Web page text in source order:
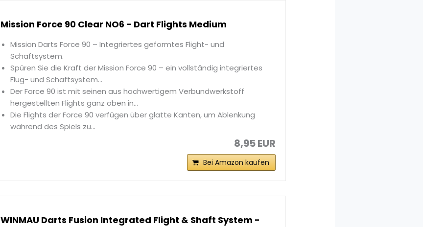
Mission Force 90 Clear NO6 - Dart Flights Medium
Mission Darts Force 90 – Integriertes geformtes Flight- und
Schaftsystem.
Spüren Sie die Kraft der Mission Force 90 – ein vollständig integriertes
Flug- und Schaftsystem...
Der Force 90 ist mit seinen aus hochwertigem Verbundwerkstoff
hergestellten Flights ganz oben in...
Die Flights der Force 90 verfügen über glatte Kanten, um Ablenkung
während des Spiels zu...
8,95 EUR
Bei Amazon kaufen
WINMAU Darts Fusion Integrated Flight & Shaft System -